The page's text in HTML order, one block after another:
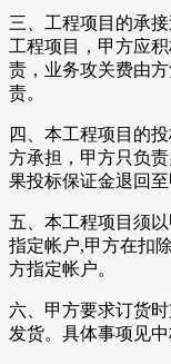
三、工程项目的承
工程项目，甲方应
责，业务攻关费由
责。
四、本工程项目的
方承担，甲方只负
果投标保证金退回
五、本工程项目须
指定帐户,甲方在扣
方指定帐户。
六、甲方要求订货
发货。具体事项见